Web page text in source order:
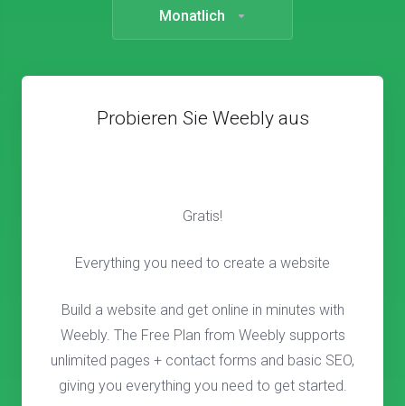
Monatlich
Probieren Sie Weebly aus
Gratis!
Everything you need to create a website
Build a website and get online in minutes with
Weebly. The Free Plan from Weebly supports
unlimited pages + contact forms and basic SEO,
giving you everything you need to get started.